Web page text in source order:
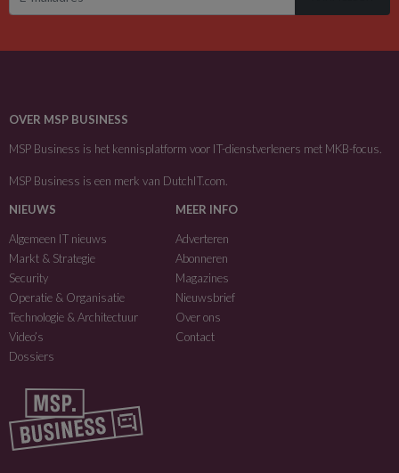
OVER MSP BUSINESS
MSP Business is het kennisplatform voor IT-dienstverleners met MKB-focus.
MSP Business is een merk van DutchIT.com.
NIEUWS
Algemeen IT nieuws
Markt & Strategie
Security
Operatie & Organisatie
Technologie & Architectuur
Video’s
Dossiers
MEER INFO
Adverteren
Abonneren
Magazines
Nieuwsbrief
Over ons
Contact